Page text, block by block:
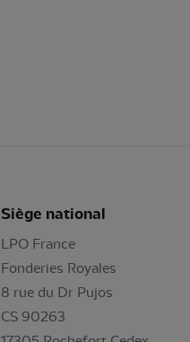
Siège national
LPO France
Fonderies Royales
8 rue du Dr Pujos
CS 90263